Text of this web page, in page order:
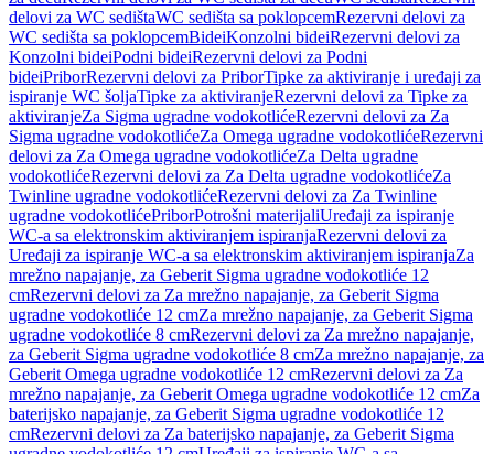
delovi za WC sedištaWC sedišta sa poklopcemRezervni delovi za
WC sedišta sa poklopcemBideiKonzolni bideiRezervni delovi za
Konzolni bideiPodni bideiRezervni delovi za Podni
bideiPriborRezervni delovi za PriborTipke za aktiviranje i uređaji za
ispiranje WC šoljaTipke za aktiviranjeRezervni delovi za Tipke za
aktiviranjeZa Sigma ugradne vodokotlićeRezervni delovi za Za
Sigma ugradne vodokotlićeZa Omega ugradne vodokotlićeRezervni
delovi za Za Omega ugradne vodokotlićeZa Delta ugradne
vodokotlićeRezervni delovi za Za Delta ugradne vodokotlićeZa
Twinline ugradne vodokotlićeRezervni delovi za Za Twinline
ugradne vodokotlićePriborPotrošni materijaliUređaji za ispiranje
WC-a sa elektronskim aktiviranjem ispiranjaRezervni delovi za
Uređaji za ispiranje WC-a sa elektronskim aktiviranjem ispiranjaZa
mrežno napajanje, za Geberit Sigma ugradne vodokotliće 12
cmRezervni delovi za Za mrežno napajanje, za Geberit Sigma
ugradne vodokotliće 12 cmZa mrežno napajanje, za Geberit Sigma
ugradne vodokotliće 8 cmRezervni delovi za Za mrežno napajanje,
za Geberit Sigma ugradne vodokotliće 8 cmZa mrežno napajanje, za
Geberit Omega ugradne vodokotliće 12 cmRezervni delovi za Za
mrežno napajanje, za Geberit Omega ugradne vodokotliće 12 cmZa
baterijsko napajanje, za Geberit Sigma ugradne vodokotliće 12
cmRezervni delovi za Za baterijsko napajanje, za Geberit Sigma